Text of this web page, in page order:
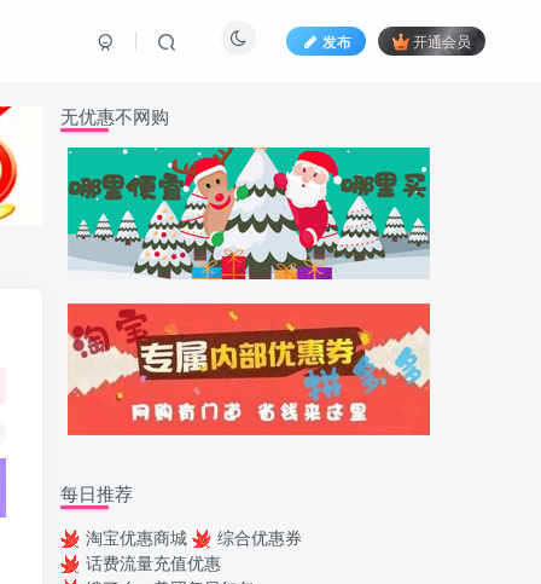
发布 开通会员
无优惠不网购
每日推荐
淘宝优惠商城
综合优惠券
话费流量充值优惠